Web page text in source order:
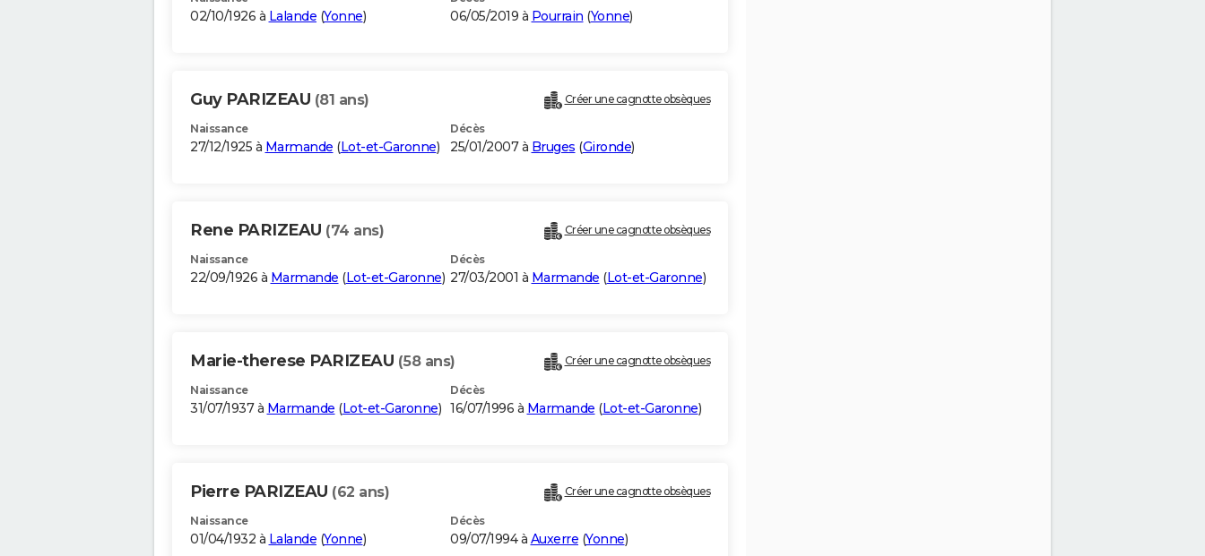
02/10/1926 à Lalande (Yonne) 06/05/2019 à Pourrain (Yonne)
Guy PARIZEAU (81 ans) Créer une cagnotte obsèques
Naissance
27/12/1925 à Marmande (Lot-et-Garonne)
Décès
25/01/2007 à Bruges (Gironde)
Rene PARIZEAU (74 ans) Créer une cagnotte obsèques
Naissance
22/09/1926 à Marmande (Lot-et-Garonne)
Décès
27/03/2001 à Marmande (Lot-et-Garonne)
Marie-therese PARIZEAU (58 ans) Créer une cagnotte obsèques
Naissance
31/07/1937 à Marmande (Lot-et-Garonne)
Décès
16/07/1996 à Marmande (Lot-et-Garonne)
Pierre PARIZEAU (62 ans) Créer une cagnotte obsèques
Naissance
01/04/1932 à Lalande (Yonne)
Décès
09/07/1994 à Auxerre (Yonne)